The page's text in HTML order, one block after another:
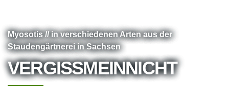
Myosotis // in verschiedenen Arten aus der
Staudengärtnerei in Sachsen
VERGISSMEINNICHT